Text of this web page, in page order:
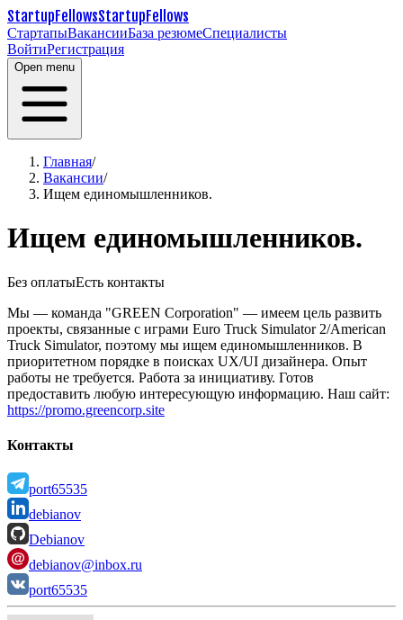
StartupFellowsStartupFellows
СтартапыВакансииБаза резюмеСпециалисты
ВойтиРегистрация
Open menu
Главная/
Вакансии/
Ищем единомышленников.
Ищем единомышленников.
Без оплатыЕсть контакты
Мы — команда "GREEN Corporation" — имеем цель развить
проекты, связанные с играми Euro Truck Simulator 2/American
Truck Simulator, поэтому мы ищем единомышленников. В
приоритетном порядке в поисках UX/UI дизайнера. Опыт
работы не требуется. Работа за инициативу. Готов
предоставить любую интересующую информацию. Наш сайт:
https://promo.greencorp.site
Контакты
port65535
debianov
Debianov
debianov@inbox.ru
port65535